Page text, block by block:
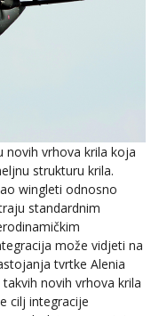
novih vrhova krila koja
strukturu krila.
wingleti odnosno
standardnim
može vidjeti na
tvrtke Alenia
novih vrhova krila
cilj integracije